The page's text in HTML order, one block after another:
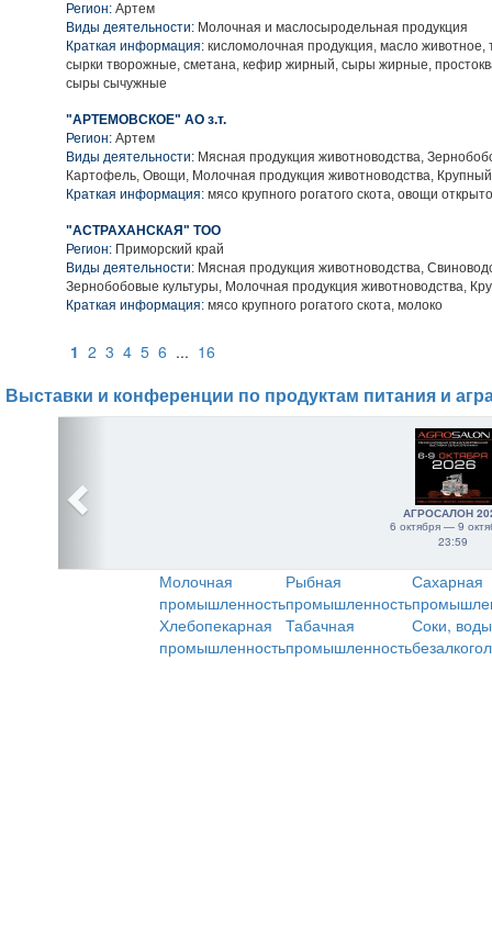
Регион: Артем
Виды деятельности: Молочная и маслосыродельная продукция
Краткая информация: кисломолочная продукция, масло животное,
сырки творожные, сметана, кефир жирный, сыры жирные,
сыры сычужные
"АРТЕМОВСКОЕ" АО з.т.
Регион: Артем
Виды деятельности: Мясная продукция животноводства,
Картофель, Овощи, Молочная продукция животноводства, Крупный
Краткая информация: мясо крупного рогатого скота, овощи
"АСТРАХАНСКАЯ" ТОО
Регион: Приморский край
Виды деятельности: Мясная продукция животноводства,
Зернобобовые культуры, Молочная продукция животноводства,
Краткая информация: мясо крупного рогатого скота, молоко
1 2 3 4 5 6 ... 16
Выставки и конференции по продуктам питания и
АГРОСАЛОН
6 октября — 9
23:59
Молочная
промышленность
Рыбная
промышленность
Сахарная
Хлебопекарная
промышленность
Табачная
промышленность
Соки,